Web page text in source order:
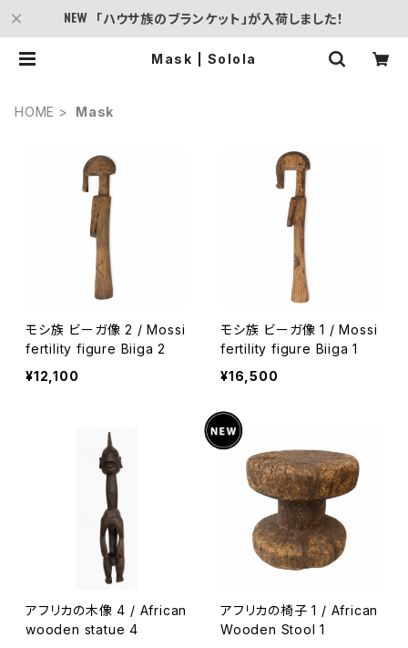
「ハウサ族のブランケット」が入荷しました！
Mask | Solola
HOME Mask
モシ族 ビーガ像 2 / Mossi
fertility figure Biiga 2
¥12,100
モシ族 ビーガ像 1 / Mossi
fertility figure Biiga 1
¥16,500
アフリカの木像 4 / African
wooden statue 4
アフリカの椅子 1 / African
Wooden Stool 1